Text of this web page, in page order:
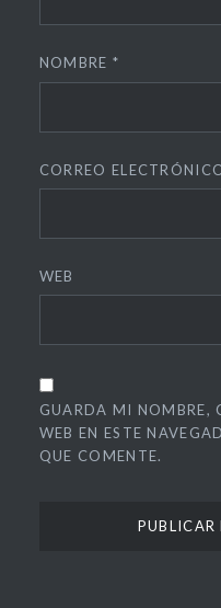
NOMBRE *
CORREO
WEB
GUARDA MI NOMBRE,
WEB EN ESTE
QUE COMENTE.